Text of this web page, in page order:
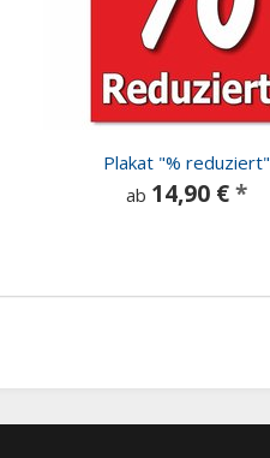
Plakat "% reduziert"
ab 14,90 €*